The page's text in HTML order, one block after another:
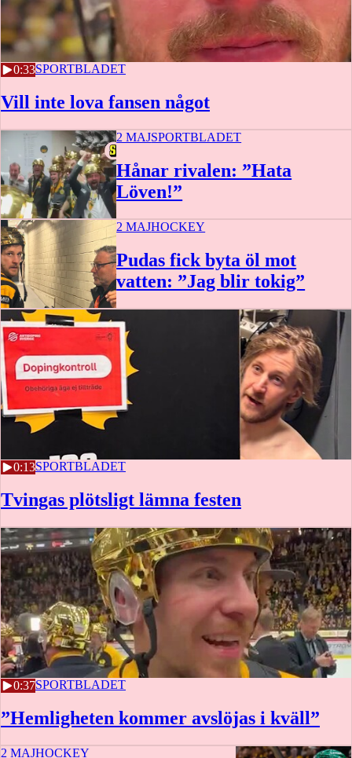
0:33
2 MAJSPORTBLADET
Vill inte lova fansen något
1:06
2 MAJSPORTBLADET
Hånar rivalen: ”Hata
Löven!”
2 MAJHOCKEY
Pudas fick byta öl mot
vatten: ”Jag blir tokig”
0:13
2 MAJSPORTBLADET
Tvingas plötsligt lämna festen
0:37
2 MAJSPORTBLADET
”Hemligheten kommer avslöjas i kväll”
2 MAJHOCKEY